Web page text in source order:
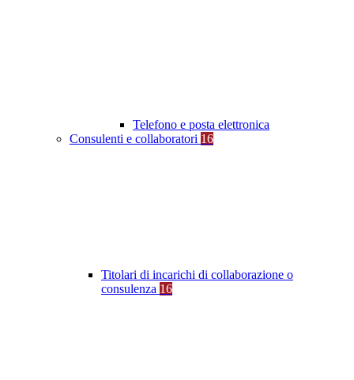
Telefono e posta elettronica
Consulenti e collaboratori 16
Titolari di incarichi di collaborazione o
consulenza 16